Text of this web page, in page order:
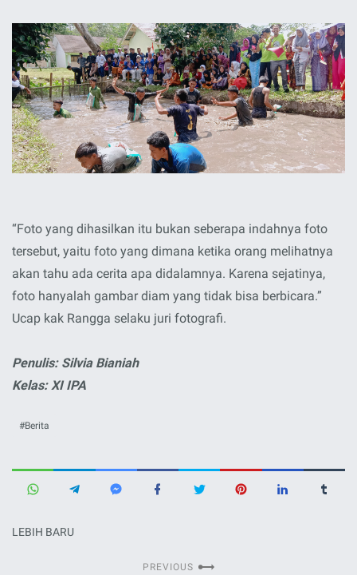
“Foto yang dihasilkan itu bukan seberapa indahnya foto
tersebut, yaitu foto yang dimana ketika orang melihatnya
akan tahu ada cerita apa didalamnya. Karena sejatinya,
foto hanyalah gambar diam yang tidak bisa berbicara.”
Ucap kak Rangga selaku juri fotografi.
Penulis: Silvia Bianiah
Kelas: XI IPA
Berita
LEBIH BARU
PREVIOUS